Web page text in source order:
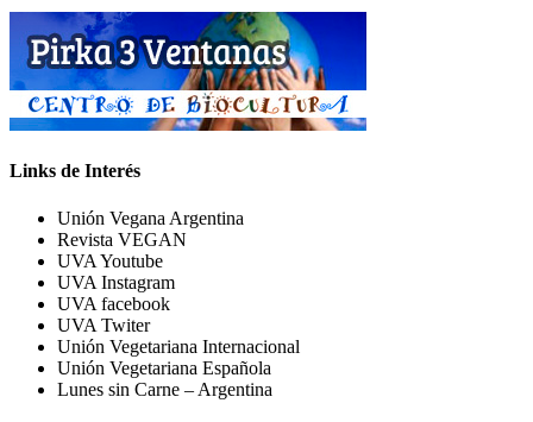
Links de Interés
Unión Vegana Argentina
Revista VEGAN
UVA Youtube
UVA Instagram
UVA facebook
UVA Twiter
Unión Vegetariana Internacional
Unión Vegetariana Española
Lunes sin Carne – Argentina